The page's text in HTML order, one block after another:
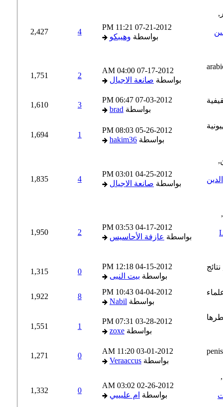
07-21-2012
11:21 PM
بواسطةوهيبكو
2,427
07-17-2012
04:00 AM
بواسطةصانعة الاجيال
1,751
07-03-2012
06:47 PM
بواسطةbrad
1,610
05-26-2012
08:03 PM
بواسطةhakim36
1,694
04-25-2012
03:01 PM
بواسطةصانعة الاجيال
1,835
04-17-2012
03:53 PM
بواسطةعازفة الأحاسيس
1,950
04-15-2012
12:18 PM
بواسطةبيت النبى
1,315
04-04-2012
10:43 PM
بواسطةNabil
1,922
03-28-2012
07:31 PM
بواسطةzoxe
1,551
03-01-2012
11:20 AM
بواسطةVeraaccus
1,271
02-26-2012
03:02 AM
بواسطةام عليييي
1,332